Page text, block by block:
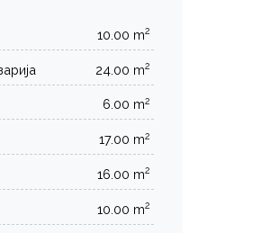
10.00 m2
24.00 m2
6.00 m2
17.00 m2
16.00 m2
10.00 m2